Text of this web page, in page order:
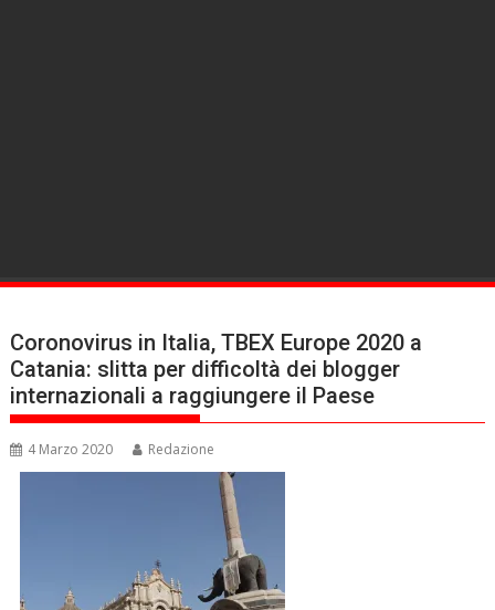
Coronovirus in Italia, TBEX Europe 2020 a
Catania: slitta per difficoltà dei blogger
internazionali a raggiungere il Paese
4 Marzo 2020 Redazione